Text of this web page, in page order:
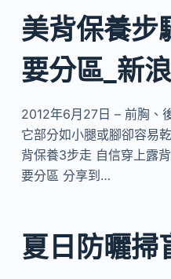
美背保養步
要分區_新
2012年6月27日 – 前胸、
它部分如小腿或腳卻容易
背保養3步走 自信穿上露
要分區 分享到…
夏日防曬掃